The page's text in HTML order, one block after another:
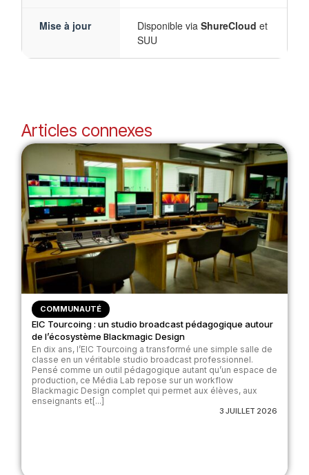
Mise à jour Disponible via ShureCloud et
SUU
Articles connexes
COMMUNAUTÉ
EIC Tourcoing : un studio broadcast pédagogique autour
de l’écosystème Blackmagic Design
En dix ans, l’EIC Tourcoing a transformé une simple salle de
classe en un véritable studio broadcast professionnel.
Pensé comme un outil pédagogique autant qu’un espace de
production, ce Média Lab repose sur un workflow
Blackmagic Design complet qui permet aux élèves, aux
enseignants et[...]
3 JUILLET 2026